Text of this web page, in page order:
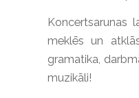
Koncertsarunas
meklēs un
gramatika,
muzikāli!